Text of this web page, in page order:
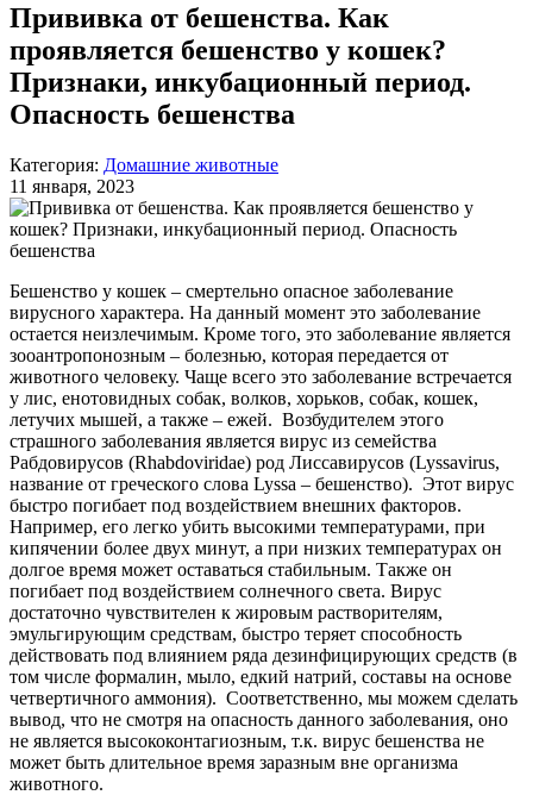
Прививка от бешенства. Как
проявляется бешенство у кошек?
Признаки, инкубационный период.
Опасность бешенства
Категория: Домашние животные
11 января, 2023
Бешенство у кошек – смертельно опасное заболевание
вирусного характера. На данный момент это заболевание
остается неизлечимым. Кроме того, это заболевание является
зооантропонозным – болезнью, которая передается от
животного человеку. Чаще всего это заболевание встречается
у лис, енотовидных собак, волков, хорьков, собак, кошек,
летучих мышей, а также – ежей. Возбудителем этого
страшного заболевания является вирус из семейства
Рабдовирусов (Rhabdoviridae) род Лиссавирусов (Lyssavirus,
название от греческого слова Lyssa – бешенство). Этот вирус
быстро погибает под воздействием внешних факторов.
Например, его легко убить высокими температурами, при
кипячении более двух минут, а при низких температурах он
долгое время может оставаться стабильным. Также он
погибает под воздействием солнечного света. Вирус
достаточно чувствителен к жировым растворителям,
эмульгирующим средствам, быстро теряет способность
действовать под влиянием ряда дезинфицирующих средств (в
том числе формалин, мыло, едкий натрий, составы на основе
четвертичного аммония). Соответственно, мы можем сделать
вывод, что не смотря на опасность данного заболевания, оно
не является высококонтагиозным, т.к. вирус бешенства не
может быть длительное время заразным вне организма
животного.